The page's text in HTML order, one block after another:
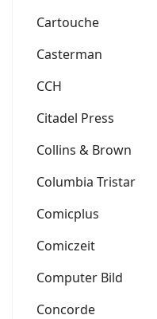
Cartouche
Casterman
CCH
Citadel Press
Collins & Brown
Columbia Tristar
Comicplus
Comiczeit
Computer Bild
Concorde